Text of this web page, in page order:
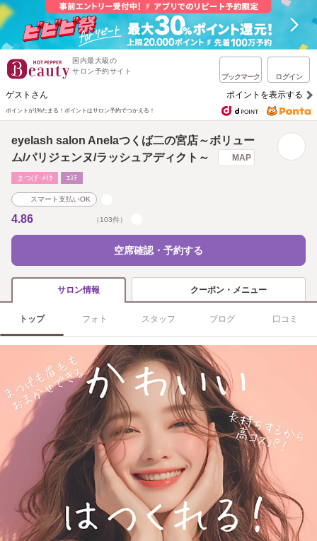
国内最大級の
サロン予約サイト
ブックマーク ログイン
ゲストさん ポイントを表示する
ポイントが1%たまる！ ポイントはサロン予約でつかえる！
eyelash salon Anelaつくば二の宮店～ボリュー
ム/パリジェンヌ/ラッシュアディクト～
MAP
まつげ･ﾒｲｸ ｴｽﾃ
スマート支払いOK
4.86 （103件）
空席確認・予約する
サロン情報 クーポン・メニュー
トップ フォト スタッフ ブログ 口コミ